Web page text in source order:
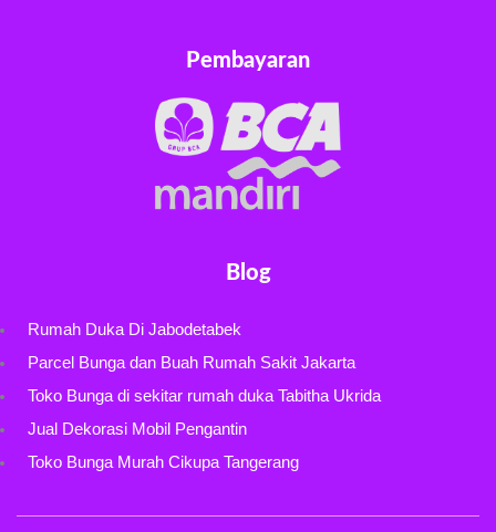
Pembayaran
Blog
Rumah Duka Di Jabodetabek
Parcel Bunga dan Buah Rumah Sakit Jakarta
Toko Bunga di sekitar rumah duka Tabitha Ukrida
Jual Dekorasi Mobil Pengantin
Toko Bunga Murah Cikupa Tangerang